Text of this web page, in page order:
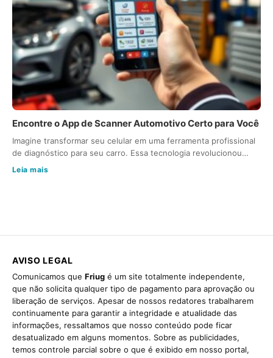
Encontre o App de Scanner Automotivo Certo para Você
Imagine transformar seu celular em uma ferramenta profissional
de diagnóstico para seu carro. Essa tecnologia revolucionou…
Leia mais
AVISO LEGAL
Comunicamos que Friug é um site totalmente independente,
que não solicita qualquer tipo de pagamento para aprovação ou
liberação de serviços. Apesar de nossos redatores trabalharem
continuamente para garantir a integridade e atualidade das
informações, ressaltamos que nosso conteúdo pode ficar
desatualizado em alguns momentos. Sobre as publicidades,
temos controle parcial sobre o que é exibido em nosso portal,